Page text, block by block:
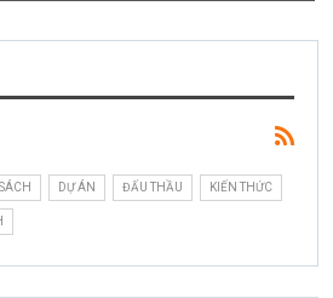
DỰ ÁN ĐẤU THẦU KIẾN THỨC